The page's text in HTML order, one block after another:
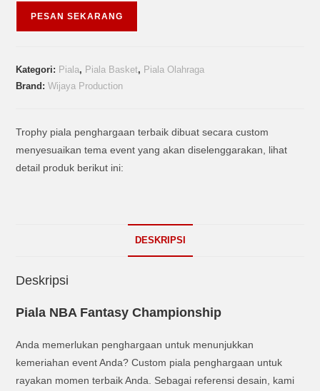
PESAN SEKARANG
Kategori: Piala, Piala Basket, Piala Olahraga
Brand:Wijaya Production
Trophy piala penghargaan terbaik dibuat secara custom
menyesuaikan tema event yang akan diselenggarakan, lihat
detail produk berikut ini:
DESKRIPSI
Deskripsi
Piala NBA Fantasy Championship
Anda memerlukan penghargaan untuk menunjukkan
kemeriahan event Anda? Custom piala penghargaan untuk
rayakan momen terbaik Anda. Sebagai referensi desain, kami